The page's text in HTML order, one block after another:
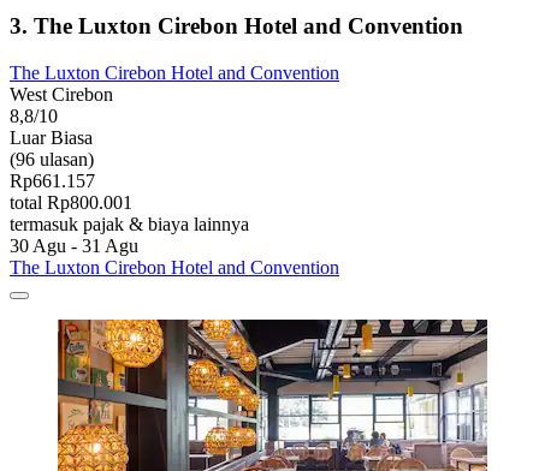
3. The Luxton Cirebon Hotel and Convention
The Luxton Cirebon Hotel and Convention
West Cirebon
8,8/10
Luar Biasa
(96 ulasan)
Rp661.157
total Rp800.001
termasuk pajak & biaya lainnya
30 Agu - 31 Agu
The Luxton Cirebon Hotel and Convention